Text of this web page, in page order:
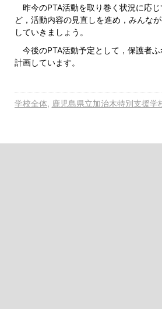
昨今のPTA活動を取り巻く状況に応
ど，活動内容の見直しを進め，みんな
していきましょう。
今後のPTA活動予定として，保護者
計画しています。
学校全体 鹿児島県立加治木特別支援学